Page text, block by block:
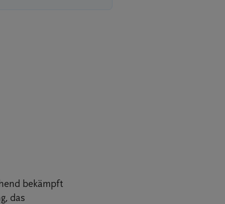
bekämpft
das